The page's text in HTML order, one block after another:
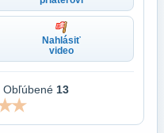
Nahlásiť
video
Obľúbené 13